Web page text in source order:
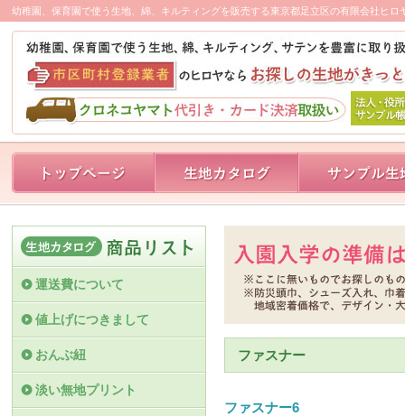
幼稚園、保育園で使う生地、綿、キルティングを販売する東京都足立区の有限会社ヒ
ファスナー
ファスナー6
運送費について
値上げにつきまして
おんぶ紐
淡い無地プリント